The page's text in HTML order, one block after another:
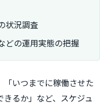
状況調査
どの運用実態の把握
いつまでに稼働させた
るか」など、スケジュ